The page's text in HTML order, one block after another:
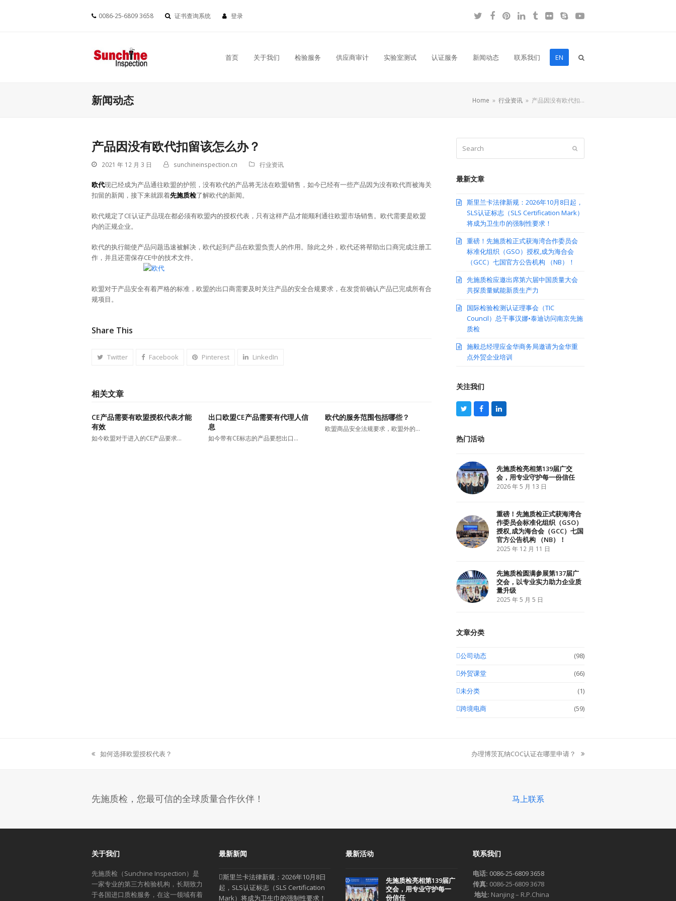
0086-25-6809 3658 证书查询系统 登录 Twitter
Facebook
Pinterest
LinkedIn
Tumblr
FlickrSkypeYouTube
首页 关于我们 检验服务 供应商审计 实验室测试 认证服务 新闻动态 联系我们 EN
新闻动态 Home » 行业资讯 » 产品因没有欧代扣…
产品因没有欧代扣留该怎么办？
2021 年 12 月 3 日 sunchineinspection.cn 行业资讯
欧代现已经成为产品通往欧盟的护照，没有欧代的产品将无法在欧盟销售，如今已经有一些产品因为没有欧代而被海关
扣留的新闻，接下来就跟着先施质检了解欧代的新闻。
欧代规定了CE认证产品现在都必须有欧盟内的授权代表，只有这样产品才能顺利通往欧盟市场销售。欧代需要是欧盟
内的正规企业。
欧代的执行能使产品问题迅速被解决，欧代起到产品在欧盟负责人的作用。除此之外，欧代还将帮助出口商完成注册工
作，并且还需保存CE中的技术文件。
欧盟对于产品安全有着严格的标准，欧盟的出口商需要及时关注产品的安全合规要求，在发货前确认产品已完成所有合
规项目。
Share This
Twitter Facebook Pinterest LinkedIn
相关文章
CE产品需要有欧盟授权代表才能
有效
如今欧盟对于进入的CE产品要求…
出口欧盟CE产品需要有代理人信
息
如今带有CE标志的产品要想出口…
欧代的服务范围包括哪些？
欧盟商品安全法规要求，欧盟外的…
最新文章
斯里兰卡法律新规：2026年10月8日起，
SLS认证标志（SLS Certification Mark）
将成为卫生巾的强制性要求！
重磅！先施质检正式获海湾合作委员会
标准化组织（GSO）授权,成为海合会
（GCC）七国官方公告机构 （NB）！
先施质检应邀出席第六届中国质量大会
共探质量赋能新质生产力
国际检验检测认证理事会（TIC
Council）总干事汉娜•泰迪访问南京先施
质检
施毅总经理应金华商务局邀请为金华重
点外贸企业培训
关注我们
T
w
t
t
F
a
b
L
i
热门活动
先施质检亮相第139届广交
会，用专业守护每一份信任
2026 年 5 月 13 日
重磅！先施质检正式获海湾合
作委员会标准化组织（GSO）
授权,成为海合会（GCC）七国
官方公告机构 （NB）！
2025 年 12 月 11 日
先施质检圆满参展第137届广
交会，以专业实力助力企业质
量升级
2025 年 5 月 5 日
文章分类
公司动态
(98)
外贸课堂
(66)
未分类
(1)
跨境电商
(59)
previous
如何选择欧盟授权代表？
next
办理博茨瓦纳COC认证在哪里申请？
先施质检，您最可信的全球质量合作伙伴！ 马上联系
关于我们
先施质检（Sunchine Inspection）是
一家专业的第三方检验机构，长期致力
于各国进口质检服务，在这一领域有着
最新新闻
斯里兰卡法律新规：2026年10月8日
起，SLS认证标志（SLS Certification
Mark）将成为卫生巾的强制性要求！
最新活动
先施质检亮相第139届广
交会，用专业守护每一
份信任
联系我们
电话: 0086-25-6809 3658
传真: 0086-25-6809 3678
地址: Nanjing – R.P.China